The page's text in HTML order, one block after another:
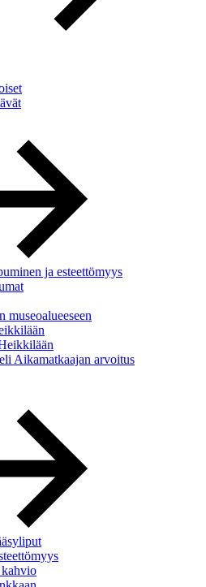
ja esteettömyys
museoalueeseen
Aikamatkaajan arvoitus
kahvio